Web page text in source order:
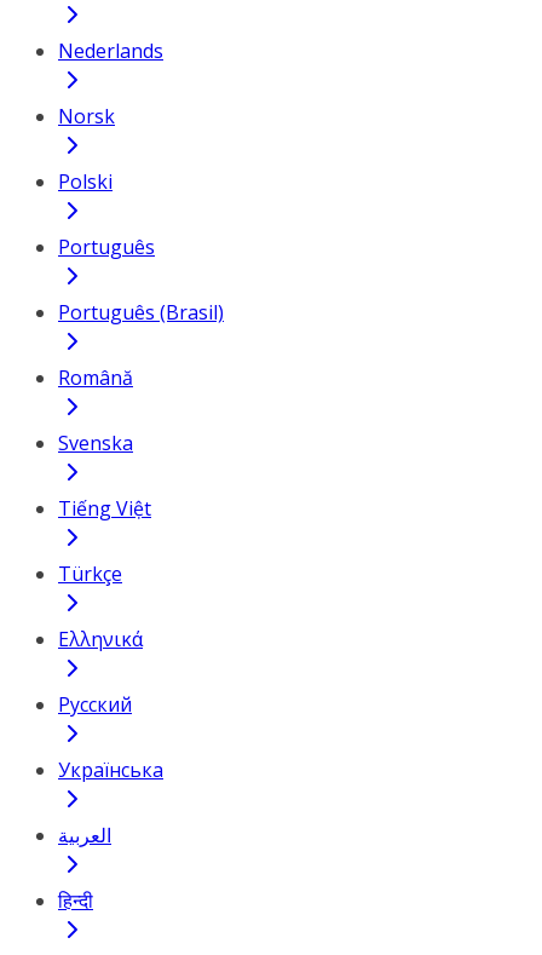
Nederlands
Norsk
Polski
Português
Português (Brasil)
Română
Svenska
Tiếng Việt
Türkçe
Ελληνικά
Русский
Українська
العربية
हिन्दी